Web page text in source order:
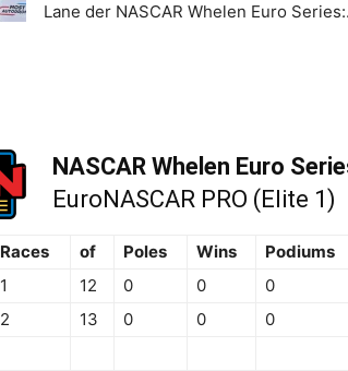
Lane der NASCAR Whelen Euro
NASCAR Whelen Euro
EuroNASCAR PRO (Elite 1)
Races of Poles Wins Podiums
1 12 0 0
0
2 13 0 0
0